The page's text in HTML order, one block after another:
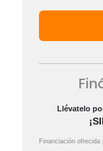
Llévatelo
Financiación ofrecida